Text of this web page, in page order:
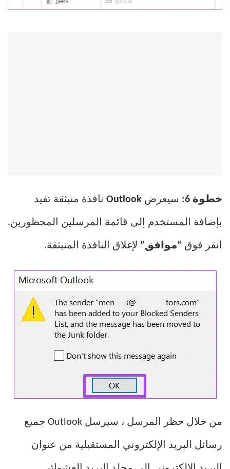
خطوة 6: سيعرض Outlook نافذة منبثقة تفيد
بإضافة المستخدم إلى قائمة المرسلين المحظورين.
انقر فوق “موافق” لإغلاق النافذة المنبثقة.
من خلال حظر المرسل ، سيرسل Outlook جميع
رسائل البريد الإلكتروني المستقبلية من عنوان